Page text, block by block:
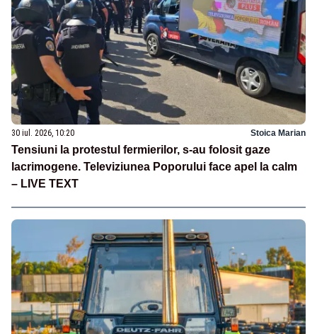
30 iul. 2026, 10:20 Stoica Marian
Tensiuni la protestul fermierilor, s-au folosit gaze
lacrimogene. Televiziunea Poporului face apel la calm
– LIVE TEXT